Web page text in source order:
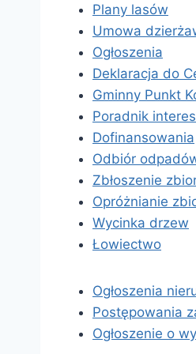
Plany lasów
Umowa
Ogłoszenia
Deklaracja do
Gminny Punkt
Poradnik
Dofinansowania
Odbiór
Zbłoszenie
Opróżnianie
Wycinka drzew
Łowiectwo
Ogłoszenia
Postępowania
Ogłoszenie o